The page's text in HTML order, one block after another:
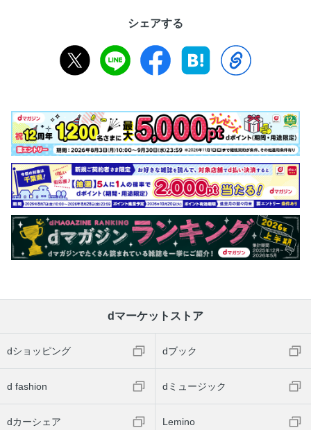
シェアする
dマーケットストア
dショッピング dブック
d fashion dミュージック
dカーシェア Lemino